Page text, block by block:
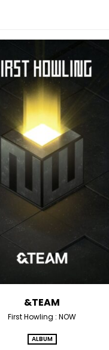
&TEAM
First Howling : NOW
ALBUM